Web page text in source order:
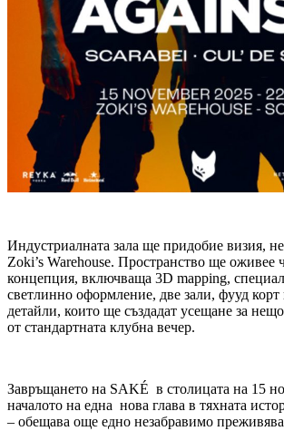
Индустриалната зала ще придобие визия,
Zoki’s Warehouse. Пространство ще оживее
концепция, включваща 3D mapping,
светлинно оформление, две зали, фууд корт
детайли, които ще създадат усещане за
от стандартната клубна вечер.
Завръщането на SAKÉ в столицата на 15
началото на една нова глава в тяхната
– обещава още едно незабравимо